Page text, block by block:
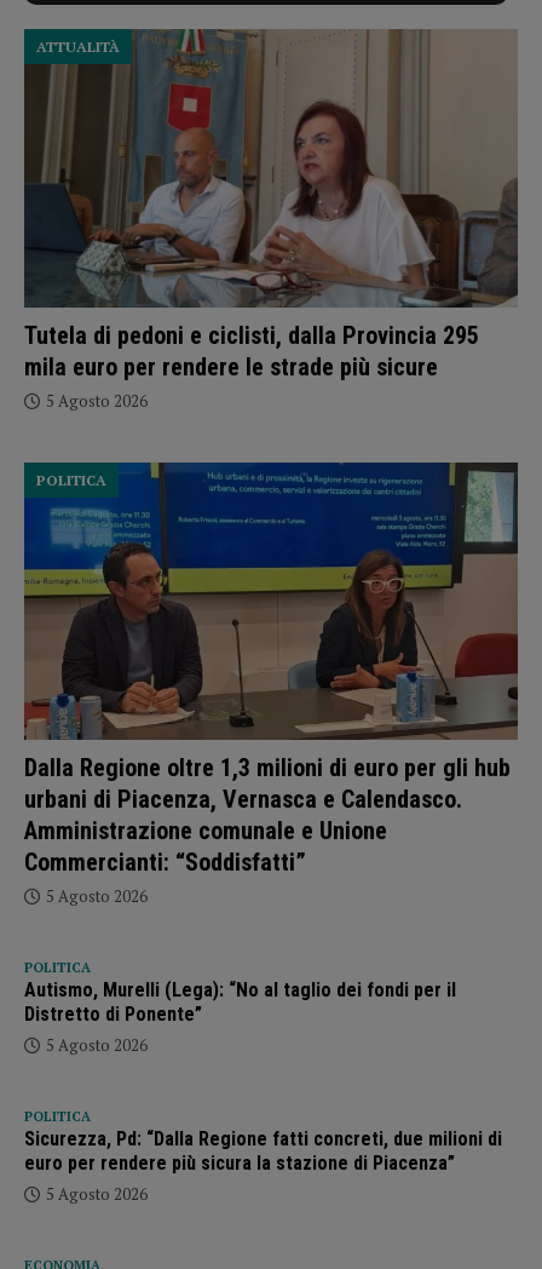
Tutela di pedoni e ciclisti, dalla Provincia 295
mila euro per rendere le strade più sicure
ATTUALITÀ
5 Agosto 2026
Dalla Regione oltre 1,3 milioni di euro per gli hub
urbani di Piacenza, Vernasca e Calendasco.
Amministrazione comunale e Unione
Commercianti: “Soddisfatti”
POLITICA
5 Agosto 2026
POLITICA
Autismo, Murelli (Lega): “No al taglio dei fondi per il
Distretto di Ponente”
5 Agosto 2026
POLITICA
Sicurezza, Pd: “Dalla Regione fatti concreti, due milioni di
euro per rendere più sicura la stazione di Piacenza”
5 Agosto 2026
ECONOMIA